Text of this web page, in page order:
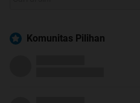
Komunitas Pilihan